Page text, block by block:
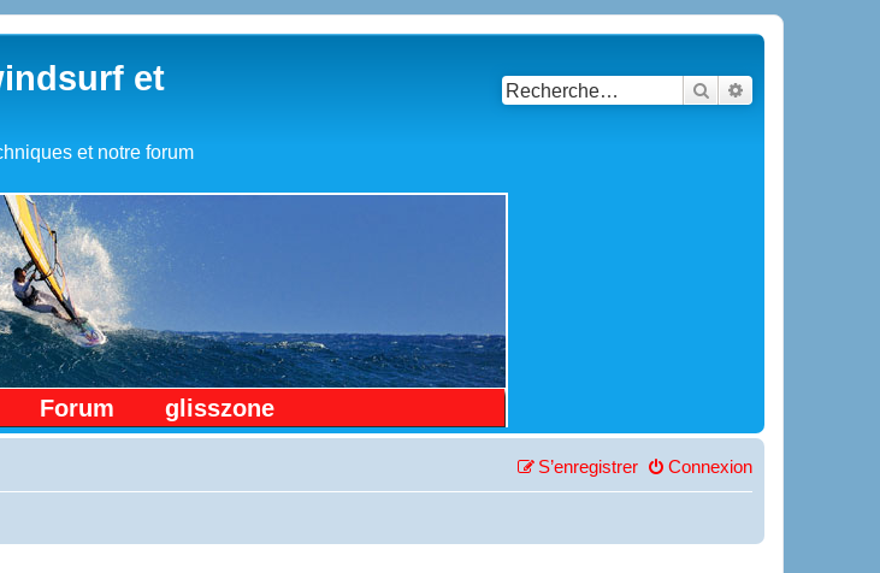
et
et notre forum
Forum glisszone
Rechercher
Connexion
S’enregistrer